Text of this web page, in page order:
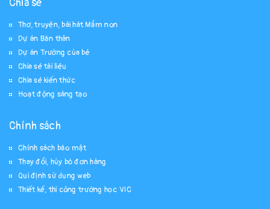
Thơ, truyện, bài hát Mầm non
Dự án Bản thân
Dự án Trường của bé
Chia sẻ tài liệu
Chia sẻ kiến thức
Hoạt động sáng tạo
Chính sách
Chính sách bảo mật
Thay đổi, hủy bỏ đơn hàng
Qui định sử dụng web
Thiết kế, thi công trường học VIC